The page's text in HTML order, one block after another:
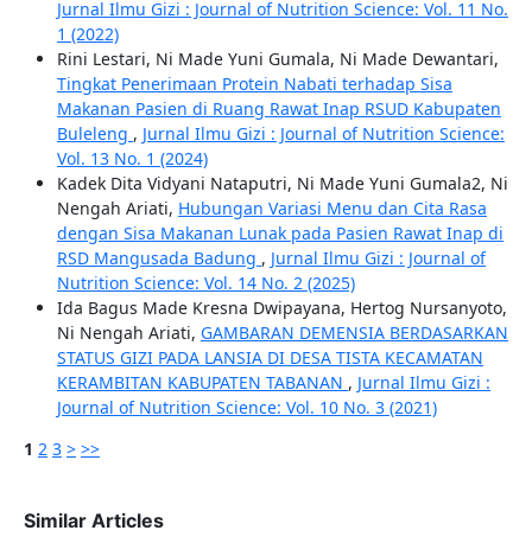
Jurnal Ilmu Gizi : Journal of Nutrition Science: Vol. 11 No.
1 (2022)
Rini Lestari, Ni Made Yuni Gumala, Ni Made Dewantari,
Tingkat Penerimaan Protein Nabati terhadap Sisa
Makanan Pasien di Ruang Rawat Inap RSUD Kabupaten
Buleleng , Jurnal Ilmu Gizi : Journal of Nutrition Science:
Vol. 13 No. 1 (2024)
Kadek Dita Vidyani Nataputri, Ni Made Yuni Gumala2, Ni
Nengah Ariati, Hubungan Variasi Menu dan Cita Rasa
dengan Sisa Makanan Lunak pada Pasien Rawat Inap di
RSD Mangusada Badung , Jurnal Ilmu Gizi : Journal of
Nutrition Science: Vol. 14 No. 2 (2025)
Ida Bagus Made Kresna Dwipayana, Hertog Nursanyoto,
Ni Nengah Ariati, GAMBARAN DEMENSIA BERDASARKAN
STATUS GIZI PADA LANSIA DI DESA TISTA KECAMATAN
KERAMBITAN KABUPATEN TABANAN , Jurnal Ilmu Gizi :
Journal of Nutrition Science: Vol. 10 No. 3 (2021)
1 2 3 > >>
Similar Articles